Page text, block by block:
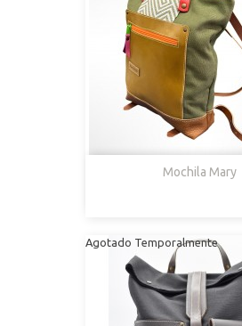
Mochila Mary
Agotado Temporalmente